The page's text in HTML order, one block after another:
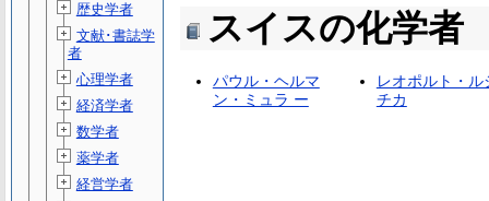
スイスの化学者
パウル・ヘルマ
ン・ミュラ ー
レオポルト・ル
チカ
歴史学者
文献･書誌学
者
心理学者
経済学者
数学者
薬学者
経営学者